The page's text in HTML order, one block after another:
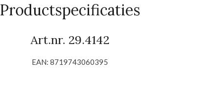
Productspecificaties
Art.nr. 29.4142
EAN: 8719743060395